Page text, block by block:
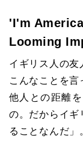
'I'm
Looming
イギリス人の友
こんなことを言
他人との距離
の。だからイギ
ることなんだ